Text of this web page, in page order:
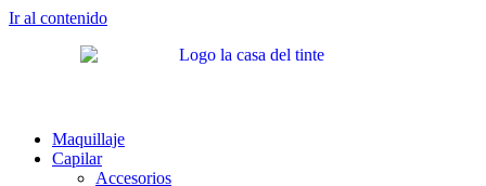
Ir al contenido
Maquillaje
Capilar
Accesorios